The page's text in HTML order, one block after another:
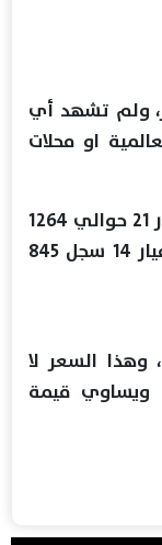
ولم تشهد أي
او محلات
بلغ سعر عيار 24 نحو 1444 جنيهًا، وعيار 21 حوالي 1264
جنيها، وعيار 18 تقريبا 1083 جنيهًا، وعيار 14 سجل 845
الذهب 10112 جنيها، وهذا السعر لا
ويساوي قيمة